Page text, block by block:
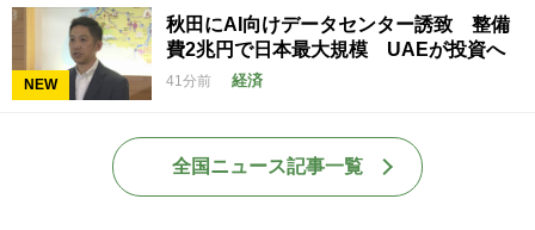
NEW
秋田にAI向けデータセンター誘致 整備
費2兆円で日本最大規模 UAEが投資へ
41分前 経済
全国ニュース記事一覧